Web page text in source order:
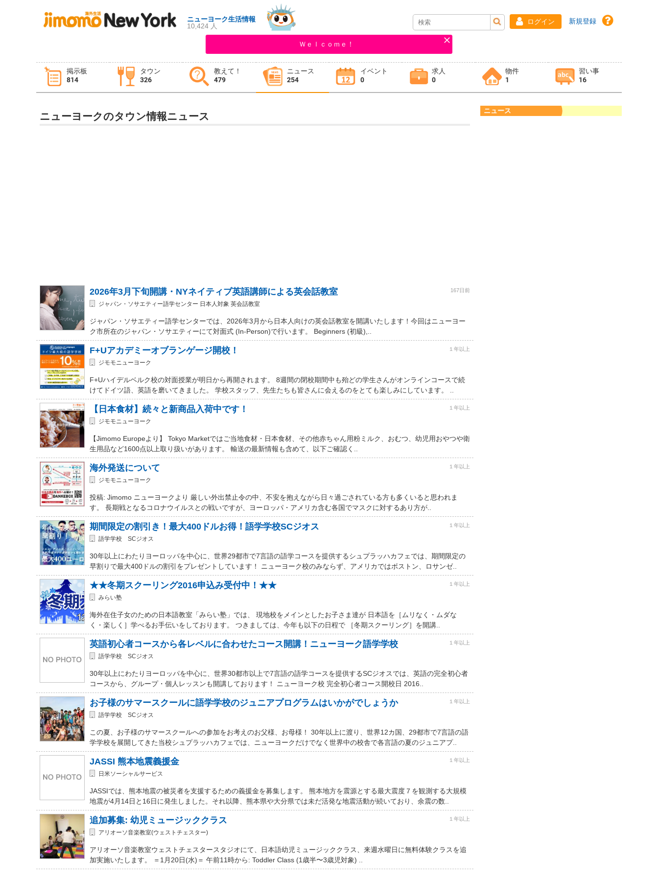
ニューヨーク生活情報
10,424 人
ログイン 新規登録
Ｗｅｌｃｏｍｅ！
掲示板
814
タウン
326
教えて！
479
ニュース
254
イベント
0
求人
0
物件
1
習い事
16
タウン情報
イベント 求人
ニューヨークのタウン情報ニュース
2026年3月下旬開講・NYネイティブ英語講師による英会話教室 167日前
ジャパン・ソサエティー語学センター 日本人対象 英会話教室
ジャパン・ソサエティー語学センターでは、2026年3月から日本人向けの英会話教室を開講いたします！今回はニューヨー
ク市所在のジャパン・ソサエティーにて対面式 (In-Person)で行います。 Beginners (初級),..
F+Uアカデミーオブランゲージ開校！ １年以上
ジモモニューヨーク
F+Uハイデルベルク校の対面授業が明日から再開されます。 8週間の閉校期間中も殆どの学生さんがオンラインコースで続
けてドイツ語、英語を磨いてきました。 学校スタッフ、先生たちも皆さんに会えるのをとても楽しみにしています。 ..
【日本食材】続々と新商品入荷中です！ １年以上
ジモモニューヨーク
【Jimomo Europeより】 Tokyo Marketではご当地食材・日本食材、その他赤ちゃん用粉ミルク、おむつ、幼児用おやつや衛
生用品など1600点以上取り扱いがあります。 輸送の最新情報も含めて、以下ご確認く..
海外発送について １年以上
ジモモニューヨーク
投稿: Jimomo ニューヨークより 厳しい外出禁止令の中、不安を抱えながら日々過ごされている方も多くいると思われま
す。 長期戦となるコロナウイルスとの戦いですが、ヨーロッパ・アメリカ含む各国でマスクに対するあり方が..
期間限定の割引き！最大400ドルお得！語学学校SCジオス １年以上
語学学校 SCジオス
30年以上にわたりヨーロッパを中心に、世界29都市で7言語の語学コースを提供するシュプラッハカフェでは、期間限定の
早割りで最大400ドルの割引をプレゼントしています！ ニューヨーク校のみならず、アメリカではボストン、ロサンゼ..
★★冬期スクーリング2016申込み受付中！★★ １年以上
みらい塾
海外在住子女のための日本語教室「みらい塾」では、 現地校をメインとしたお子さま達が 日本語を［ムリなく・ムダな
く・楽しく］学べるお手伝いをしております。 つきましては、今年も以下の日程で ［冬期スクーリング］を開講..
英語初心者コースから各レベルに合わせたコース開講！ニューヨーク語学学校 １年以上
語学学校 SCジオス
30年以上にわたりヨーロッパを中心に、世界30都市以上で7言語の語学コースを提供するSCジオスでは、英語の完全初心者
コースから、グループ・個人レッスンも開講しております！ ニューヨーク校 完全初心者コース開校日 2016..
お子様のサマースクールに語学学校のジュニアプログラムはいかがでしょうか １年以上
語学学校 SCジオス
この夏、お子様のサマースクールへの参加をお考えのお父様、お母様！ 30年以上に渡り、世界12カ国、29都市で7言語の語
学学校を展開してきた当校シュプラッハカフェでは、ニューヨークだけでなく世界中の校舎で各言語の夏のジュニアプ..
JASSI 熊本地震義援金 １年以上
日米ソーシャルサービス
JASSIでは、熊本地震の被災者を支援するための義援金を募集します。 熊本地方を震源とする最大震度７を観測する大規模
地震が4月14日と16日に発生しました。それ以降、熊本県や大分県では未だ活発な地震活動が続いており、余震の数..
追加募集: 幼児ミュージッククラス １年以上
アリオーソ音楽教室(ウェストチェスター)
アリオーソ音楽教室ウェストチェスタースタジオにて、日本語幼児ミュージッククラス、来週水曜日に無料体験クラスを追
加実施いたします。 ＝1月20日(水)＝ 午前11時から: Toddler Class (1歳半〜3歳児対象) ..
ニュース